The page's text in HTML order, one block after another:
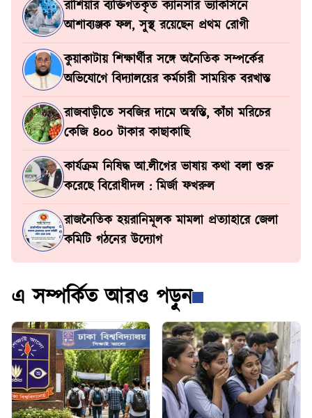
রাশিয়ার ব্যক্তিগতকৃত ক্যানসার ভ্যাকসিনে
আশাব্যঞ্জক ফল, সুস্থ রয়েছেন প্রথম রোগী
কুয়াকাটায় শিক্ষার্থীর সঙ্গে অনৈতিক সম্পর্কের
অভিযোগে বিদ্যালয়ের কর্মচারী সাময়িক বরখাস্ত
রাজবাড়ীতে সবজির দামে অস্বস্তি, কাঁচা মরিচের
কেজি ৪০০ টাকার কাছাকাছি
কার্যক্রম নিষিদ্ধ আ.লীগের ভাষায় কথা বলা শুরু
করেছে বিরোধীদল : মির্জা ফখরুল
রাজনৈতিক হয়রানিমূলক মামলা প্রত্যাহারে জেলা
কমিটি গঠনের উদ্যোগ
এ সম্পর্কিত আরও পড়ুন